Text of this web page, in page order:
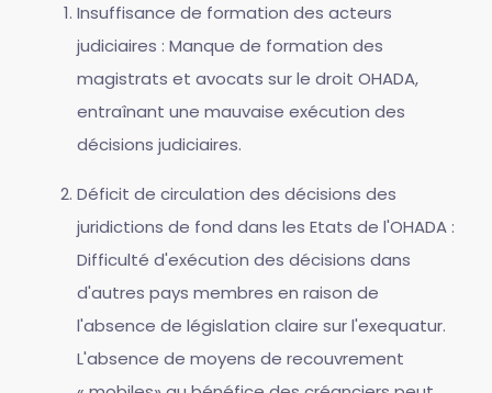
Insuffisance de formation des acteurs
judiciaires : Manque de formation des
magistrats et avocats sur le droit OHADA,
entraînant une mauvaise exécution des
décisions judiciaires.
Déficit de circulation des décisions des
juridictions de fond dans les Etats de l'OHADA :
Difficulté d'exécution des décisions dans
d'autres pays membres en raison de
l'absence de législation claire sur l'exequatur.
L'absence de moyens de recouvrement